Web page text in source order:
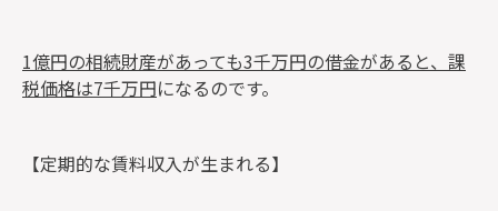
1億円の相続財産があっても3千万円の借金があると、課
税価格は7千万円になるのです。
【定期的な賃料収入が生まれる】